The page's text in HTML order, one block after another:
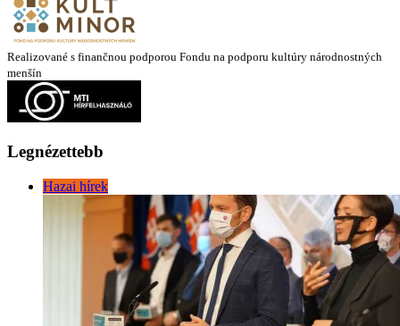
Realizované s finančnou podporou Fondu na podporu kultúry národnostných
menšín
Legnézettebb
Hazai hírek